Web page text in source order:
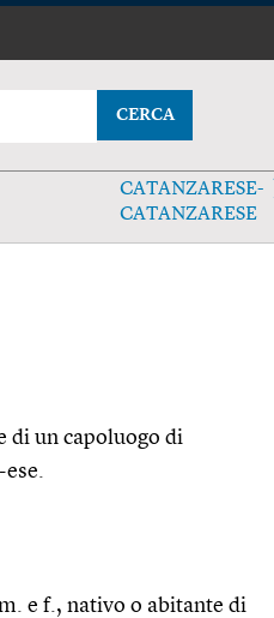
CERCA
CATANZARESE-
CATANZARESE
di un capoluogo di
e f., nativo o abitante di